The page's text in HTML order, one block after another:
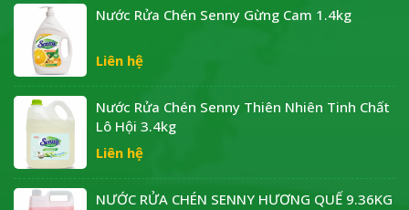
Nước Rửa Chén Senny Gừng Cam 1.4kg
Liên hệ
Nước Rửa Chén Senny Thiên Nhiên Tinh Chất
Lô Hội 3.4kg
Liên hệ
NƯỚC RỬA CHÉN SENNY HƯƠNG QUẾ 9.36KG